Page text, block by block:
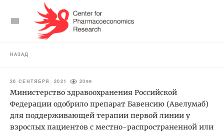
НАЗАД
26 СЕНТЯБРЯ 2021 2099
Министерство здравоохранения Российской
Федерации одобрило препарат Бавенсию (Авелумаб)
для поддерживающей терапии первой линии у
взрослых пациентов с местно-распространенной или